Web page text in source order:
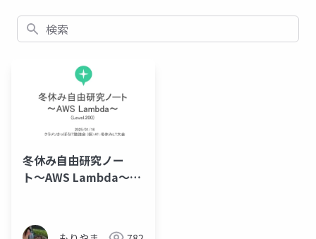
検索
冬休み自由研究ノー
ト〜AWS Lambda〜